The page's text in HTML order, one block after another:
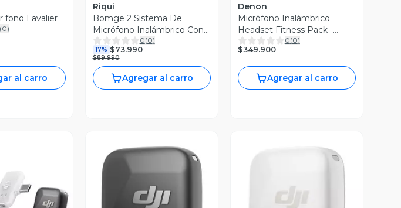
fono Lavalier
(0)
al carro
Riqui
Bomge 2 Sistema De
Micrófono Inalámbrico Con
Receptor Vhf
0(0)
17% $73.990
$89.990
Agregar al carro
Denon
Micrófono Inalámbrico
Headset Fitness Pack -
Denon
0(0)
$349.900
Agregar al carro